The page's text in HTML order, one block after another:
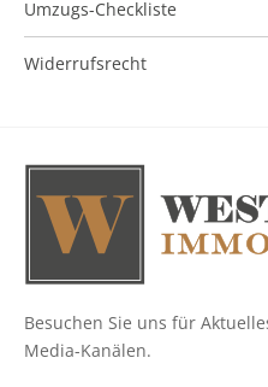
Umzugs-Checkliste
Widerrufsrecht
Besuchen Sie uns für
Media-Kanälen.